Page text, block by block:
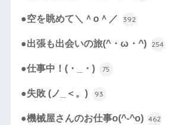
●空を眺めて＼＾o＾／ 392
●出張も出会いの旅(^・ω・^) 254
●仕事中！(・_・) 75
●失敗 (ノ_＜。) 93
●機械屋さんのお仕事o(^-^o) 462